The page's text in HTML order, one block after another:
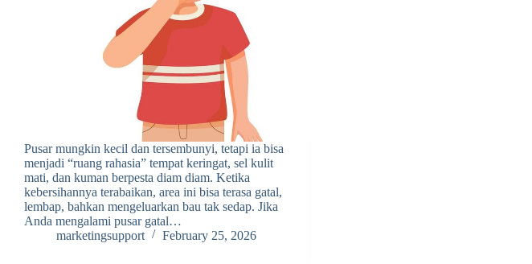
Pusar mungkin kecil dan tersembunyi, tetapi ia bisa
menjadi “ruang rahasia” tempat keringat, sel kulit
mati, dan kuman berpesta diam diam. Ketika
kebersihannya terabaikan, area ini bisa terasa gatal,
lembap, bahkan mengeluarkan bau tak sedap. Jika
Anda mengalami pusar gatal…
marketingsupport
February 25, 2026